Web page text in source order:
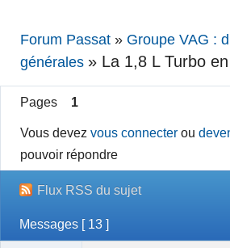
Forum Passat » Groupe VAG :
générales » La 1,8 L Turbo
Pages 1
Vous devezvous connecter ou
pouvoir répondre
Flux RSS du sujet
Messages [ 13 ]